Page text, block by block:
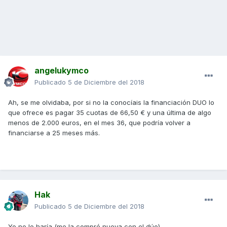
angelukymco
Publicado 5 de Diciembre del 2018
Ah, se me olvidaba, por si no la conocíais la financiación DUO lo
que ofrece es pagar 35 cuotas de 66,50 € y una última de algo
menos de 2.000 euros, en el mes 36, que podría volver a
financiarse a 25 meses más.
Hak
Publicado 5 de Diciembre del 2018